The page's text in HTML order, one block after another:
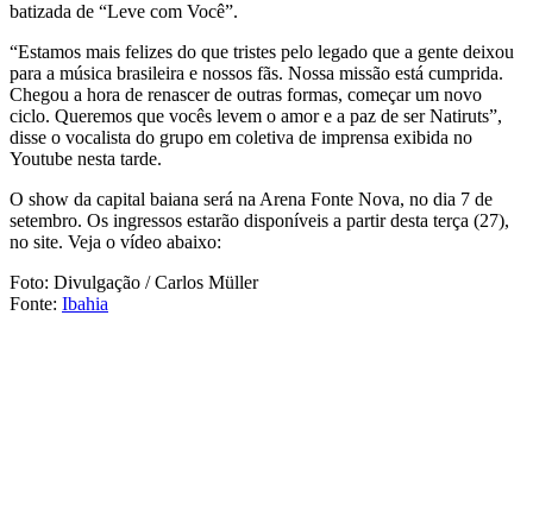
batizada de “Leve com Você”.
“Estamos mais felizes do que tristes pelo legado que a gente deixou
para a música brasileira e nossos fãs. Nossa missão está cumprida.
Chegou a hora de renascer de outras formas, começar um novo
ciclo. Queremos que vocês levem o amor e a paz de ser Natiruts”,
disse o vocalista do grupo em coletiva de imprensa exibida no
Youtube nesta tarde.
O show da capital baiana será na Arena Fonte Nova, no dia 7 de
setembro. Os ingressos estarão disponíveis a partir desta terça (27),
no site. Veja o vídeo abaixo:
Foto: Divulgação / Carlos Müller
Fonte: Ibahia